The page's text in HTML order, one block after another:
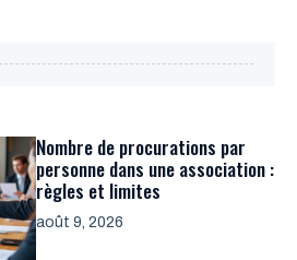
Nombre de procurations par
personne dans une association :
règles et limites
août 9, 2026